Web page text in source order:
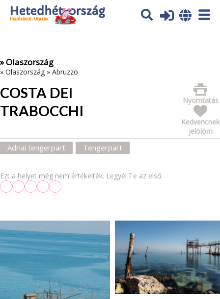
Az oldal sütiket (cookies) használ. További tájékoztatás itt:
Adatvédelmi tájékoztató
» Olaszország
» Olaszország » Abruzzo
COSTA DEI
TRABOCCHI
Nyomtatás
Kedvencnek
jelölöm
Adriai tengerpart Tengerpart
Ezt a helyet még nem értékelték. Legyél Te az első: